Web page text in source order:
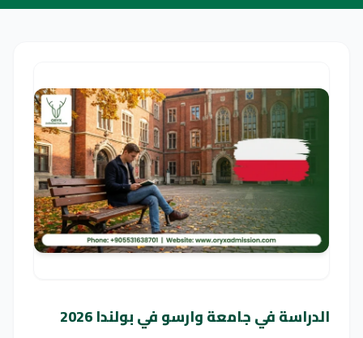
الدراسة في جامعة وارسو في بولندا 2026